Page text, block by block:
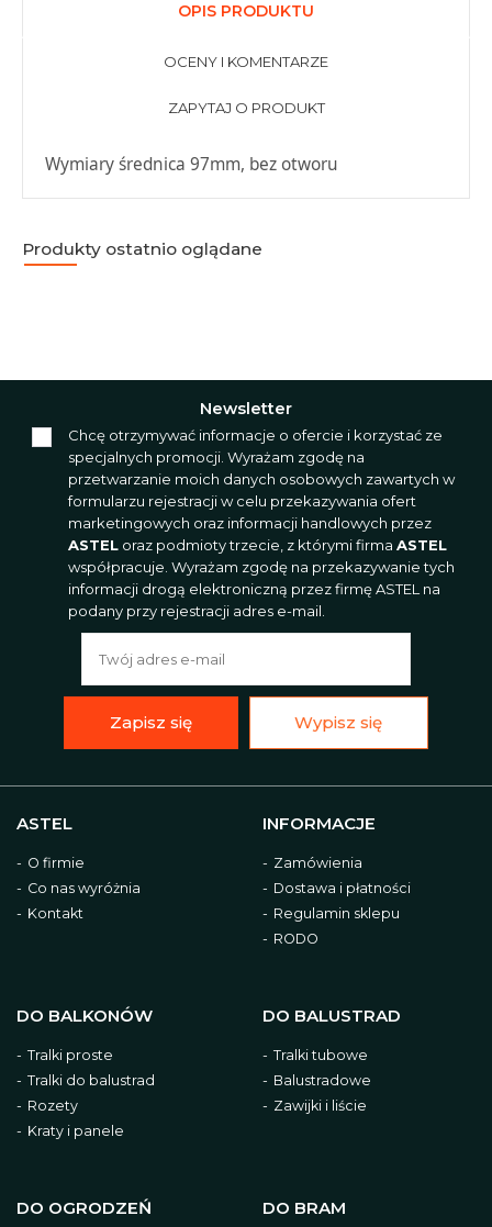
OPIS PRODUKTU
OCENY I KOMENTARZE
ZAPYTAJ O PRODUKT
Wymiary średnica 97mm, bez otworu
Produkty ostatnio oglądane
ASTEL
O firmie
Co nas wyróżnia
Kontakt
INFORMACJE
Zamówienia
Dostawa i płatności
Regulamin sklepu
RODO
DO BALKONÓW
Tralki proste
Tralki do balustrad
Rozety
Kraty i panele
DO BALUSTRAD
Tralki tubowe
Balustradowe
Zawijki i liście
DO OGRODZEŃ DO BRAM
Newsletter
Chcę otrzymywać informacje o ofercie i korzystać ze
specjalnych promocji. Wyrażam zgodę na
przetwarzanie moich danych osobowych zawartych w
formularzu rejestracji w celu przekazywania ofert
marketingowych oraz informacji handlowych przez
ASTEL oraz podmioty trzecie, z którymi firma ASTEL
współpracuje. Wyrażam zgodę na przekazywanie tych
informacji drogą elektroniczną przez firmę ASTEL na
podany przy rejestracji adres e-mail.
Zapisz się Wypisz się